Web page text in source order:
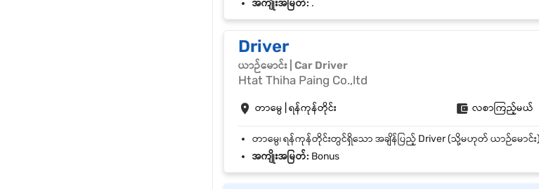
အကျိုးအမြတ်: .
Driver
ယာဉ်မောင်း | Car Driver
Htat Thiha Paing Co.,ltd
တာမွေ | ရန်ကုန်တိုင်း လစာကြည့်မယ်
အကျိုးအမြတ်: Bonus